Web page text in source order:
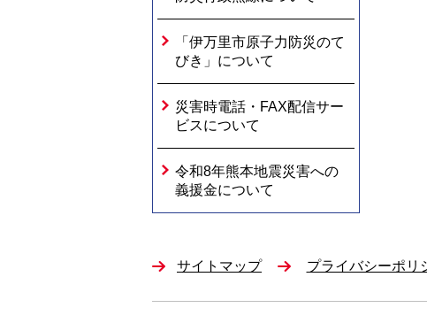
「伊万里市原子力防災のて
びき」について
災害時電話・FAX配信サー
ビスについて
令和8年熊本地震災害への
義援金について
サイトマップ プライバシーポリ